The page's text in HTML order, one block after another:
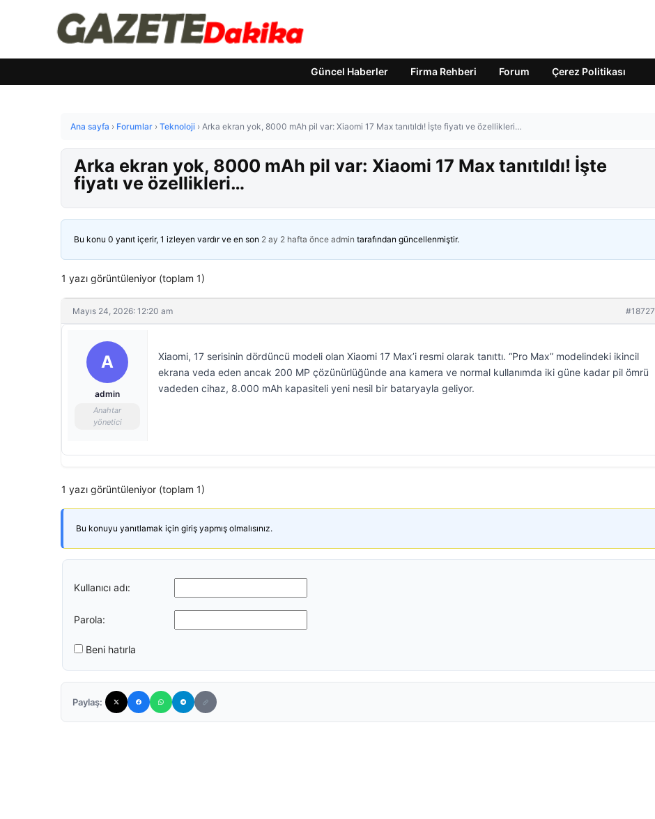
Güncel Haberler Firma Rehberi Forum Çerez Politikası
Ana sayfa › Forumlar › Teknoloji › Arka ekran yok, 8000 mAh pil var: Xiaomi 17 Max tanıtıldı! İşte fiyatı ve özellikleri…
Arka ekran yok, 8000 mAh pil var: Xiaomi 17 Max tanıtıldı! İşte
fiyatı ve özellikleri…
Bu konu 0 yanıt içerir, 1 izleyen vardır ve en son 2 ay 2 hafta önce admin tarafından güncellenmiştir.
1 yazı görüntüleniyor (toplam 1)
Mayıs 24, 2026: 12:20 am #18727
A
admin
Anahtar
yönetici
Xiaomi, 17 serisinin dördüncü modeli olan Xiaomi 17 Max’i resmi olarak tanıttı. “Pro Max” modelindeki ikincil
ekrana veda eden ancak 200 MP çözünürlüğünde ana kamera ve normal kullanımda iki güne kadar pil ömrü
vadeden cihaz, 8.000 mAh kapasiteli yeni nesil bir bataryayla geliyor.
1 yazı görüntüleniyor (toplam 1)
Bu konuyu yanıtlamak için giriş yapmış olmalısınız.
Kullanıcı adı:
Parola:
Beni hatırla
Paylaş: